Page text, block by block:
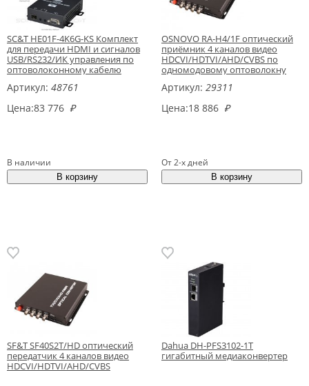
SC&T HE01F-4K6G-KS Комплект
для передачи HDMI и сигналов
USB/RS232/ИК управления по
оптоволоконному кабелю
Артикул: 48761
Цена:83 776 ₽
В наличии
OSNOVO RA-H4/1F оптический
приёмник 4 каналов видео
HDCVI/HDTVI/AHD/CVBS по
одномодовому оптоволокну
Артикул: 29311
Цена:18 886 ₽
От 2-х дней
SF&T SF40S2T/HD оптический
передатчик 4 каналов видео
HDCVI/HDTVI/AHD/CVBS
Dahua DH-PFS3102-1T
гигабитный медиаконвертер